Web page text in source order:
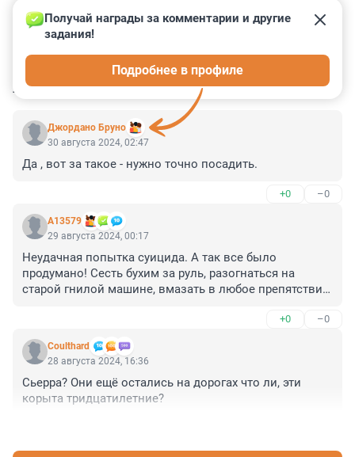
КОММЕНТАРИИ 13
Джордано Бруно
Получай награды за комментарии и другие
задания!
Подробнее в профиле
30 августа 2024, 02:47
Да , вот за такое - нужно точно посадить.
+0 –0
А13579
29 августа 2024, 00:17
Неудачная попытка суицида. А так все было
продумано! Сесть бухим за руль, разогнаться на
старой гнилой машине, вмазать в любое препятствие.
+0 –0
Coulthard
28 августа 2024, 16:36
Сьерра? Они ещё остались на дорогах что ли, эти
корыта тридцатилетние?